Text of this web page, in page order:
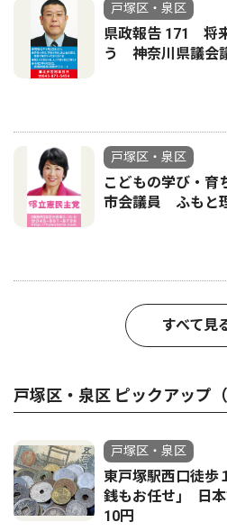
戸塚区・泉区
県政報告 171 将
う 神奈川県議会
戸塚区・泉区
こどもの学び・
市会議員 ふもと
すべて見
戸塚区・泉区 ピックアップ
戸塚区・泉区
東戸塚駅西口徒
銭もお任せ｣ 日本
10円